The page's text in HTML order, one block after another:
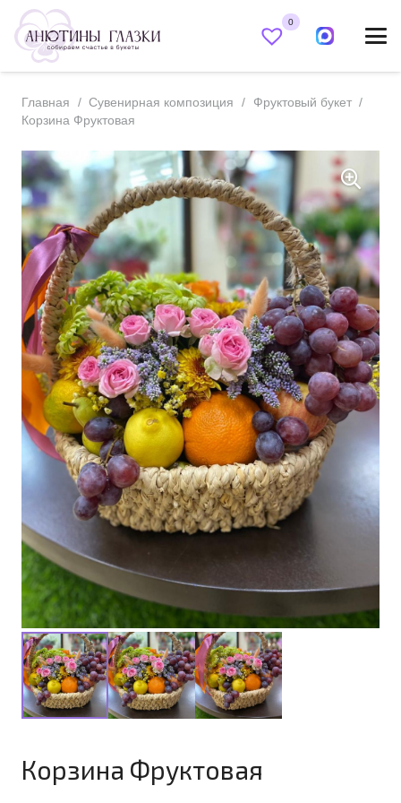
0
Главная / Сувенирная композиция / Фруктовый букет /
Корзина Фруктовая
Корзина Фруктовая